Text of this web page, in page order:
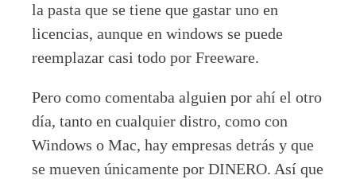
la pasta que se tiene que gastar uno en
licencias, aunque en windows se puede
reemplazar casi todo por Freeware.
Pero como comentaba alguien por ahí el otro
día, tanto en cualquier distro, como con
Windows o Mac, hay empresas detrás y que
se mueven únicamente por DINERO. Así que